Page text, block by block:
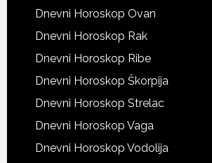
Dnevni Horoskop Ovan
Dnevni Horoskop Rak
Dnevni Horoskop Ribe
Dnevni Horoskop Škorpija
Dnevni Horoskop Strelac
Dnevni Horoskop Vaga
Dnevni Horoskop Vodolija